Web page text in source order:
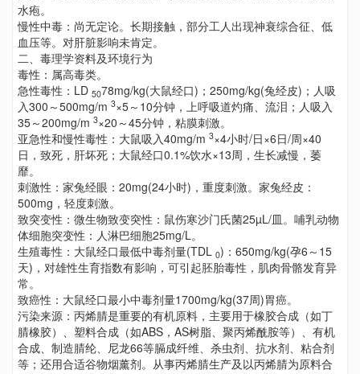
水疱。
慢性中毒：尚无定论。长期接触，部分工人出现神衰综合征、低
血压等。对肝脏影响未肯定。
二、毒理学资料及环境行为
毒性：属高毒类。
急性毒性：LD 5078mg/kg(大鼠经口)；250mg/kg(兔经皮)；人吸
入300～500mg/m 3×5～10分钟，上呼吸道灼痛、流泪；人吸入
35～200mg/m 3×20～45分钟，粘膜刺激。
亚急性和慢性毒性：大鼠吸入40mg/m 3×4小时/日×6日/周×40
日，致死，肝坏死；大鼠经口0.1%饮水×13周，生长减慢，萎
靡。
刺激性：家兔经眼：20mg(24小时)，重度刺激。家兔经皮：
500mg，轻度刺激。
致突变性：微生物致变突性：鼠伤寒沙门氏菌25µL/皿。哺乳动物
体细胞突变性：人淋巴细胞25mg/L。
生殖毒性：大鼠经口最低中毒剂量(TDL 0)：650mg/kg(孕6～15
天)，对雄性生育指数有影响，可引起胚胎毒性，肌肉骨骼发育异
常。
致癌性：大鼠经口最小中毒剂量1700mg/kg(37周)胃癌。
污染来源：丙烯腈是重要的有机原料，主要用于橡胶合成（如丁
腈橡胶）、塑料合成（如ABS，AS树脂、聚丙烯酰胺等）、有机
合成、制造腈纶、尼龙66等膈成纤维、杀虫剂、抗水剂、粘合剂
等；还用合适谷物烟薰剂。从事丙烯腈生产及以丙烯腈为原料合